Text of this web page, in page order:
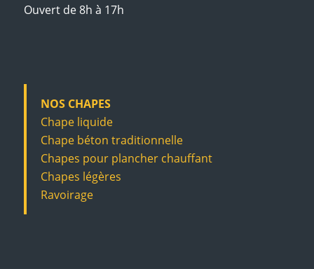
Ouvert de 8h à 17h
NOS CHAPES
Chape liquide
Chape béton traditionnelle
Chapes pour plancher chauffant
Chapes légères
Ravoirage